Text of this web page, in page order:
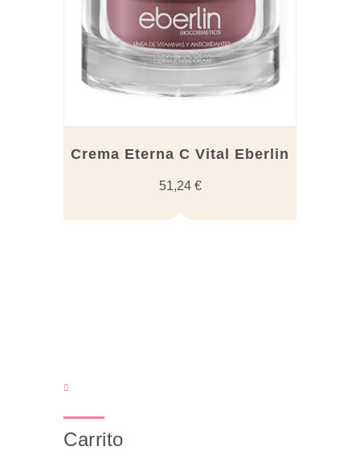
Crema Eterna C Vital Eberlin
51,24 €
Carrito